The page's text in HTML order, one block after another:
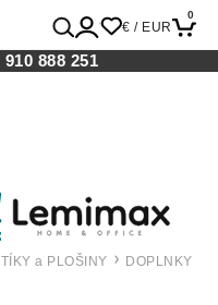
€ / EUR
0
910 888 251
a PLOŠINY DOPLNKY